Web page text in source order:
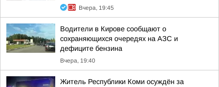
Вчера, 19:45
Водители в Кирове сообщают о
сохраняющихся очередях на АЗС и
дефиците бензина
Вчера, 19:40
Житель Республики Коми осуждён за